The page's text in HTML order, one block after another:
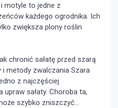
motyle to jedne z
każdego ogrodnika. Ich
zwiększa plony roślin
chronić sałatę przed szarą
i metody zwalczania Szara
z najczęściej
sałaty. Choroba ta,
szybko zniszczyć...